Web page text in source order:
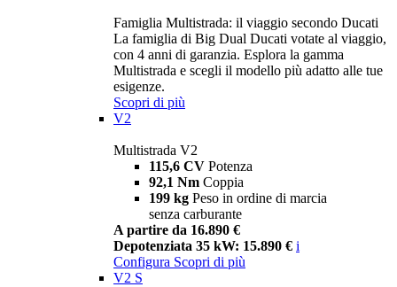
Famiglia Multistrada: il viaggio secondo Ducati
La famiglia di Big Dual Ducati votate al viaggio,
con 4 anni di garanzia. Esplora la gamma
Multistrada e scegli il modello più adatto alle tue
esigenze.
Scopri di più
V2
Multistrada V2
115,6 CV Potenza
92,1 Nm Coppia
199 kg Peso in ordine di marcia
senza carburante
A partire da 16.890 €
Depotenziata 35 kW: 15.890 € i
Configura Scopri di più
V2 S